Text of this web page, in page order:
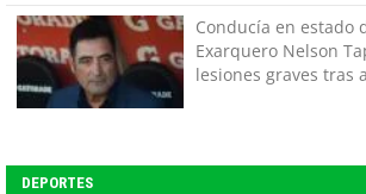
Conducía en estado
Exarquero Nelson
lesiones graves tras
DEPORTES